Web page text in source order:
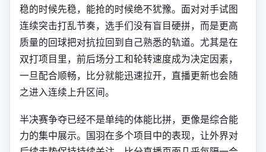
稳的时候先稳，能抢的时候绝不犹豫。面对对手试图
连续突击打乱节奏，选手们没有盲目硬拼，而是更高
质量的回球把对抗拉回到自己熟悉的轨道。尤其是在
双打项目里，前后场分工和轮转速度成为决定因素，
一旦配合顺畅，比分就能迅速拉开，直播更新也会随
之进入连续上升区间。
半决赛争夺已经不是单纯的体能比拼，更像是综合能
力的集中展示。国羽在多个项目中的表现，让外界对